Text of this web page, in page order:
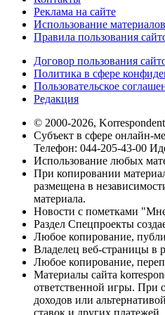
Реклама на сайте
Использование
Правила пользования
Договор пользования
Политика в сфере
Пользовательское
Редакция
© 2000-2026,
Субъект в сфере онлайн-
Телефон: 044-205-43-00
Использование любых
При копировании
размещена в
материала.
Новости с пометками
Раздел Спецпроекты
Любое копирование,
Владелец веб-страницы в
Любое копирование,
Материалы сайта
ответственной игры. При
доходов или
ставок и других